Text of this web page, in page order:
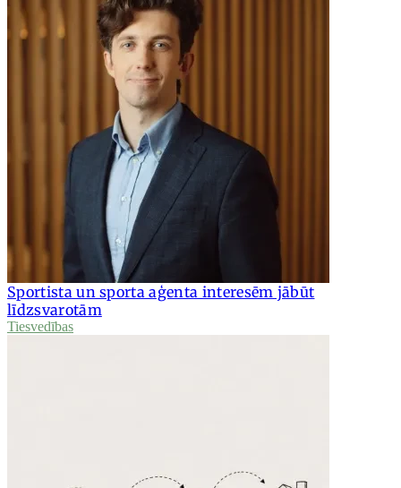
Sportista un sporta aģenta interesēm jābūt
līdzsvarotām
Tiesvedības